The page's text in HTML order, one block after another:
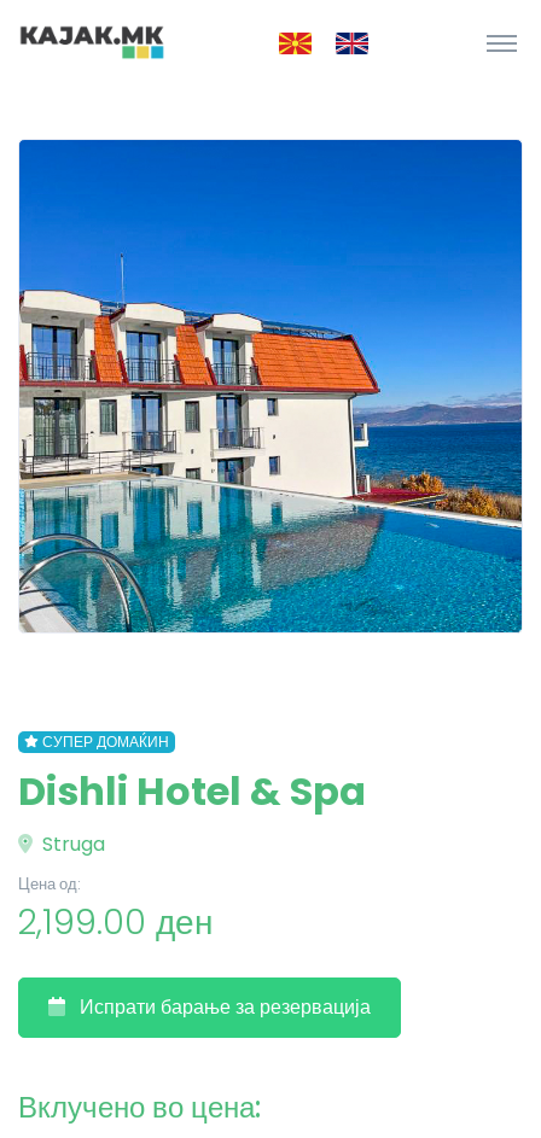
СУПЕР ДОМАЌИН
Dishli Hotel & Spa
Struga
Цена од:
2,199.00 ден
Испрати барање за резервација
Вклучено во цена: